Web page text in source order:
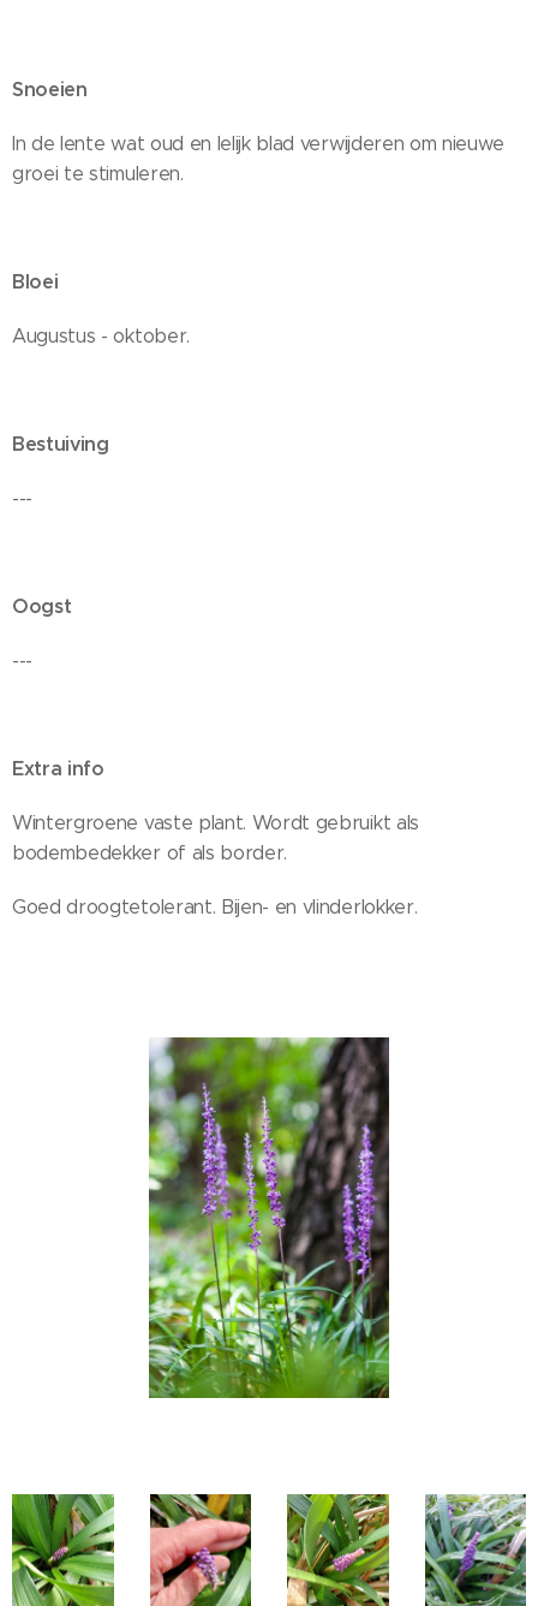
Snoeien
In de lente wat oud en lelijk blad verwijderen om nieuwe
groei te stimuleren.
Bloei
Augustus - oktober.
Bestuiving
---
Oogst
---
Extra info
Wintergroene vaste plant. Wordt gebruikt als
bodembedekker of als border.
Goed droogtetolerant. Bijen- en vlinderlokker.